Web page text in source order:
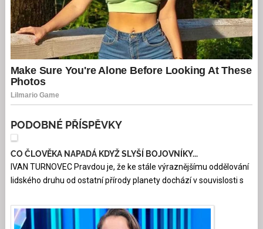
PODOBNÉ PŘÍSPĚVKY
CO ČLOVĚKA NAPADÁ KDYŽ SLYŠÍ BOJOVNÍKY...
IVAN TURNOVEC Pravdou je, že ke stále výraznějšímu oddělování
lidského druhu od ostatní přírody planety dochází v souvislosti s